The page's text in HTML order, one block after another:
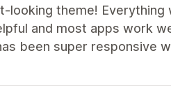
looking theme!
and most apps work
been super responsive